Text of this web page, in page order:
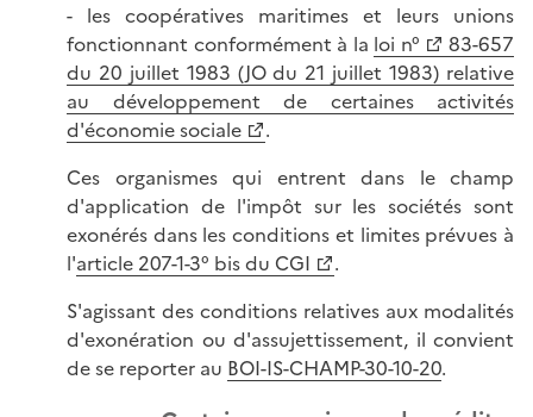
- les coopératives maritimes et leurs unions
fonctionnant conformément à la loi n°
83-657
du 20 juillet 1983 (JO du 21 juillet 1983) relative
au développement de certaines activités
d'économie sociale
.
Ces organismes qui entrent dans le champ
d'application de l'impôt sur les sociétés sont
exonérés dans les conditions et limites prévues à
l'article 207-1-3° bis du CGI
.
S'agissant des conditions relatives aux modalités
d'exonération ou d'assujettissement, il convient
de se reporter au BOI-IS-CHAMP-30-10-20.